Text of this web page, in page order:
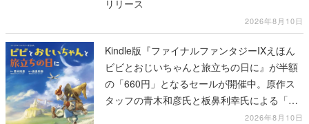
リリース
2026年8月10日
Kindle版『ファイナルファンタジーIXえほん
ビビとおじいちゃんと旅立ちの日に』が半額
の「660円」となるセールが開催中。原作ス
タッフの青木和彦氏と板鼻利幸氏による「ビ
2026年8月10日